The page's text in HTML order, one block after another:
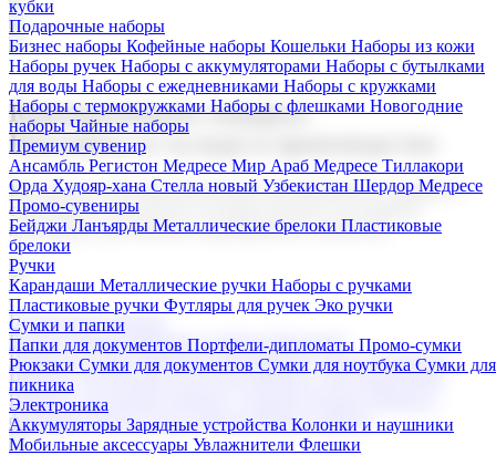
кубки
Подарочные наборы
Бизнес наборы Кофейные наборы Кошельки Наборы из кожи
Наборы ручек Наборы с аккумуляторами Наборы с бутылками
для воды Наборы с ежедневниками Наборы с кружками
Наборы с термокружками Наборы с флешками Новогодние
наборы Чайные наборы
Премиум сувенир
Ансамбль Регистон Медресе Мир Араб Медресе Тиллакори
Орда Худояр-хана Стелла новый Узбекистан Шердор Медресе
Промо-сувениры
Бейджи Ланъярды Металлические брелоки Пластиковые
брелоки
Ручки
Карандаши Металлические ручки Наборы с ручками
Пластиковые ручки Футляры для ручек Эко ручки
Сумки и папки
Папки для документов Портфели-дипломаты Промо-сумки
Рюкзаки Сумки для документов Сумки для ноутбука Сумки для
пикника
Электроника
Аккумуляторы Зарядные устройства Колонки и наушники
Мобильные аксессуары Увлажнители Флешки
Корпоративные подарки
Поставка со склада и производство
Мы предлагаем широкий выбор корпоративных подарков и
сувениров с логотипом. В нашем каталоге вы найдете
продукцию для бизнеса, мероприятия и клиентов.
Подарочные наборы
Бизнес наборыКофейные наборы Кошельки
Наборы из кожиНаборы ручекНаборы с аккумуляторами
Наборы с бутылками для воды
Наборы с ежедневниками
Наборы с кружками
флешкамиНовогодние наборыЧайные наборы